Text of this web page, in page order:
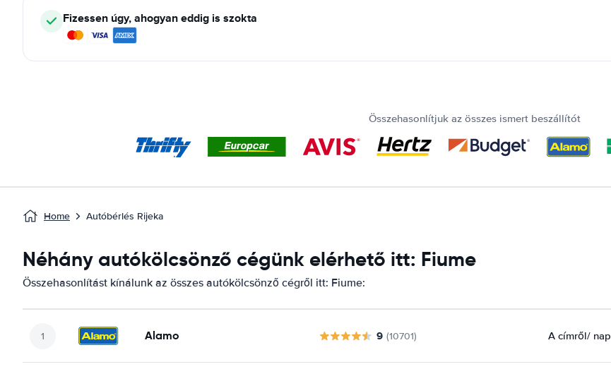
Fizessen úgy, ahogyan eddig is szokta
Összehasonlítjuk az összes ismert beszállítót
Home Autóbérlés Rijeka
Néhány autókölcsönző cégünk elérhető itt: Fiume
Összehasonlítást kínálunk az összes autókölcsönző cégről itt: Fiume:
Alamo 9 (10701) A címről/ nap